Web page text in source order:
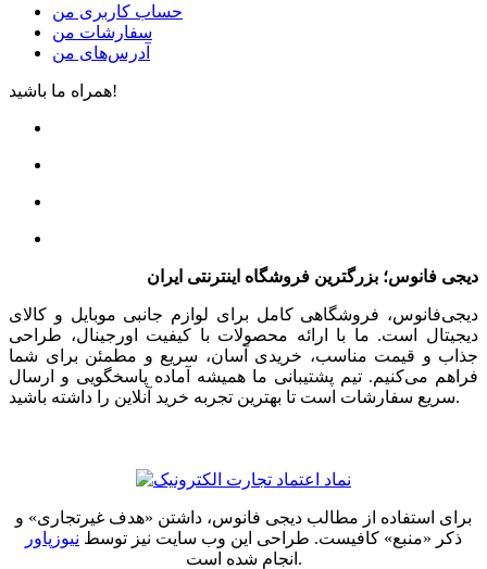
حساب کاربری من
سفارشات من
آدرس‌های من
همراه ما باشید!
دیجی فانوس؛ بزرگترین فروشگاه اینترنتی ایران
دیجی‌فانوس، فروشگاهی کامل برای لوازم جانبی موبایل و کالای
دیجیتال است. ما با ارائه محصولات با کیفیت اورجینال، طراحی
جذاب و قیمت مناسب، خریدی آسان، سریع و مطمئن برای شما
فراهم می‌کنیم. تیم پشتیبانی ما همیشه آماده پاسخگویی و ارسال
سریع سفارشات است تا بهترین تجربه خرید آنلاین را داشته باشید.
برای استفاده از مطالب دیجی فانوس، داشتن «هدف غیرتجاری» و
ذکر «منبع» کافیست. طراحی این وب سایت نیز توسط نیوزپاور
انجام شده است.